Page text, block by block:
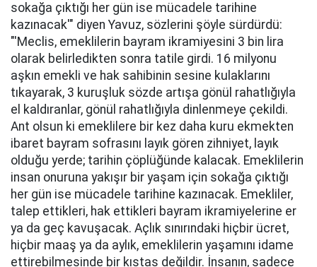
sokağa çıktığı her gün ise mücadele tarihine
kazınacak'" diyen Yavuz, sözlerini şöyle sürdürdü:
"'Meclis, emeklilerin bayram ikramiyesini 3 bin lira
olarak belirledikten sonra tatile girdi. 16 milyonu
aşkın emekli ve hak sahibinin sesine kulaklarını
tıkayarak, 3 kuruşluk sözde artışa gönül rahatlığıyla
el kaldıranlar, gönül rahatlığıyla dinlenmeye çekildi.
Ant olsun ki emeklilere bir kez daha kuru ekmekten
ibaret bayram sofrasını layık gören zihniyet, layık
olduğu yerde; tarihin çöplüğünde kalacak. Emeklilerin
insan onuruna yakışır bir yaşam için sokağa çıktığı
her gün ise mücadele tarihine kazınacak. Emekliler,
talep ettikleri, hak ettikleri bayram ikramiyelerine er
ya da geç kavuşacak. Açlık sınırındaki hiçbir ücret,
hiçbir maaş ya da aylık, emeklilerin yaşamını idame
ettirebilmesinde bir kıstas değildir. İnsanın, sadece